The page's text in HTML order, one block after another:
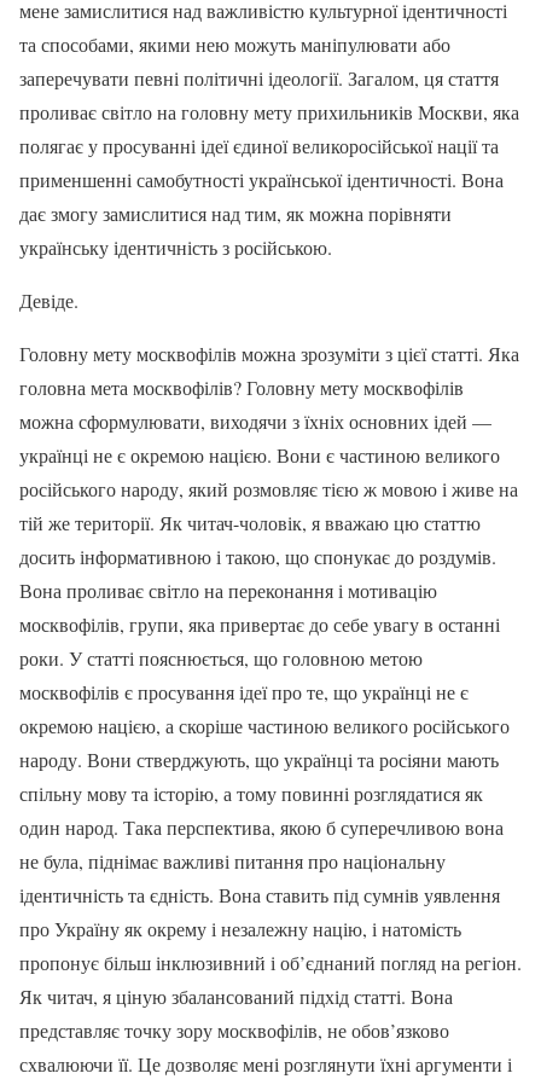
мене замислитися над важливістю культурної ідентичності
та способами, якими нею можуть маніпулювати або
заперечувати певні політичні ідеології. Загалом, ця стаття
проливає світло на головну мету прихильників Москви, яка
полягає у просуванні ідеї єдиної великоросійської нації та
применшенні самобутності української ідентичності. Вона
дає змогу замислитися над тим, як можна порівняти
українську ідентичність з російською.
Девіде.
Головну мету москвофілів можна зрозуміти з цієї статті. Яка
головна мета москвофілів? Головну мету москвофілів
можна сформулювати, виходячи з їхніх основних ідей —
українці не є окремою нацією. Вони є частиною великого
російського народу, який розмовляє тією ж мовою і живе на
тій же території. Як читач-чоловік, я вважаю цю статтю
досить інформативною і такою, що спонукає до роздумів.
Вона проливає світло на переконання і мотивацію
москвофілів, групи, яка привертає до себе увагу в останні
роки. У статті пояснюється, що головною метою
москвофілів є просування ідеї про те, що українці не є
окремою нацією, а скоріше частиною великого російського
народу. Вони стверджують, що українці та росіяни мають
спільну мову та історію, а тому повинні розглядатися як
один народ. Така перспектива, якою б суперечливою вона
не була, піднімає важливі питання про національну
ідентичність та єдність. Вона ставить під сумнів уявлення
про Україну як окрему і незалежну націю, і натомість
пропонує більш інклюзивний і об’єднаний погляд на регіон.
Як читач, я ціную збалансований підхід статті. Вона
представляє точку зору москвофілів, не обов’язково
схвалюючи її. Це дозволяє мені розглянути їхні аргументи і